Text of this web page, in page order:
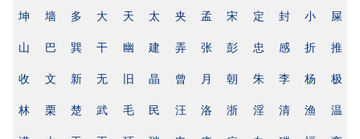
坤 墙 多 大 天 太 夹 孟 宋 定 封 小 屎
山 巴 巽 干 幽 建 弄 张 彭 忠 感 折 推
收 文 新 无 旧 晶 曾 月 朝 朱 李 杨 极
林 栗 楚 武 毛 民 汪 洛 浙 淫 清 渔 温